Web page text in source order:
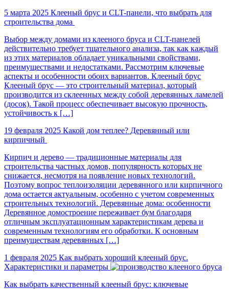
5 марта 2025 Клееный брус и CLT-панели, что выбрать для
строительства дома
Выбор между домами из клееного бруса и CLT-панелей
действительно требует тщательного анализа, так как каждый
из этих материалов обладает уникальными свойствами,
преимуществами и недостатками. Рассмотрим ключевые
аспекты и особенности обоих вариантов. Клееный брус
Клееный брус — это строительный материал, который
производится из склеенных между собой деревянных ламелей
(досок). Такой процесс обеспечивает высокую прочность,
устойчивость к […]
19 февраля 2025 Какой дом теплее? Деревянный или
кирпичный
Кирпич и дерево — традиционные материалы для
строительства частных домов, популярность которых не
снижается, несмотря на появление новых технологий.
Поэтому вопрос теплоизоляции деревянного или кирпичного
дома остается актуальным, особенно с учетом современных
строительных технологий. Деревянные дома: особенности
Деревянное домостроение переживает бум благодаря
отличным эксплуатационным характеристикам дерева и
современным технологиям его обработки. К основным
преимуществам деревянных […]
1 февраля 2025 Как выбрать хороший клееный брус.
Характеристики и параметры
Как выбрать качественный клееный брус: ключевые